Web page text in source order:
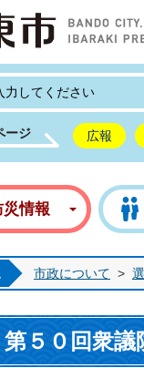
ージ 広報
情報
市政について >
第５０回衆議